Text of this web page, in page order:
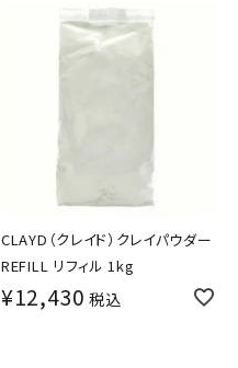
CLAYD（クレイド）クレイパウダー
REFILL リフィル 1kg
¥12,430 税込